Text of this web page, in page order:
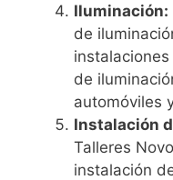
Iluminación:
de
de
automóviles
Instalación
Talleres
instalación